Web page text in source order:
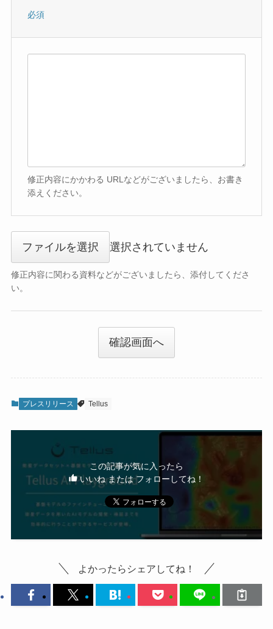
必須
修正内容にかかわる URLなどがございましたら、お書き
添えください。
ファイルを選択 選択されていません
修正内容に関わる資料などがございましたら、添付してくださ
い。
確認画面へ
プレスリリース Tellus
この記事が気に入ったら
いいね または フォローしてね！
よかったらシェアしてね！